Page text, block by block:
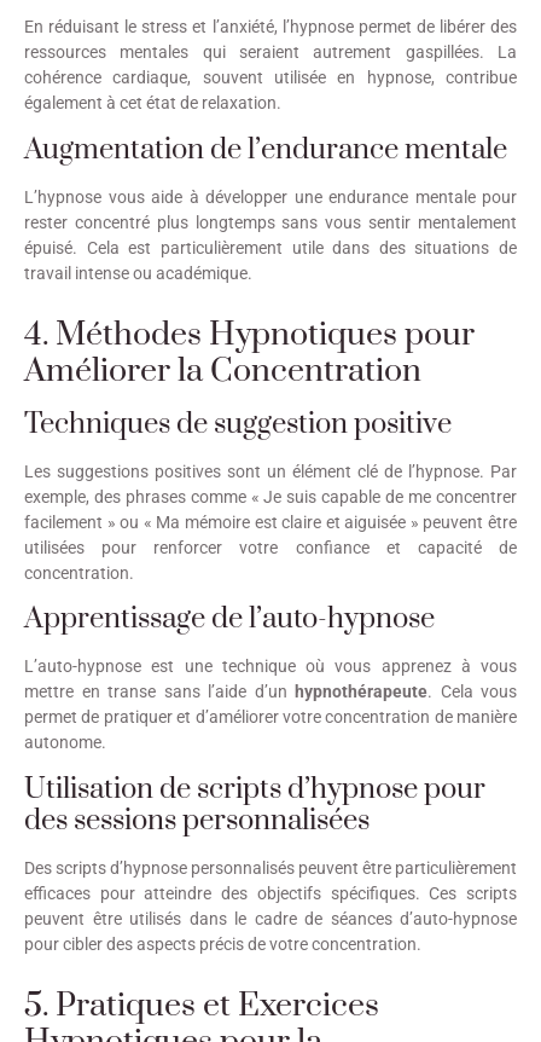
En réduisant le stress et l’anxiété, l’hypnose permet de libérer des
ressources mentales qui seraient autrement gaspillées. La
cohérence cardiaque, souvent utilisée en hypnose, contribue
également à cet état de relaxation.
Augmentation de l’endurance mentale
L’hypnose vous aide à développer une endurance mentale pour
rester concentré plus longtemps sans vous sentir mentalement
épuisé. Cela est particulièrement utile dans des situations de
travail intense ou académique.
4. Méthodes Hypnotiques pour
Améliorer la Concentration
Techniques de suggestion positive
Les suggestions positives sont un élément clé de l’hypnose. Par
exemple, des phrases comme « Je suis capable de me concentrer
facilement » ou « Ma mémoire est claire et aiguisée » peuvent être
utilisées pour renforcer votre confiance et capacité de
concentration.
Apprentissage de l’auto-hypnose
L’auto-hypnose est une technique où vous apprenez à vous
mettre en transe sans l’aide d’un hypnothérapeute. Cela vous
permet de pratiquer et d’améliorer votre concentration de manière
autonome.
Utilisation de scripts d’hypnose pour
des sessions personnalisées
Des scripts d’hypnose personnalisés peuvent être particulièrement
efficaces pour atteindre des objectifs spécifiques. Ces scripts
peuvent être utilisés dans le cadre de séances d’auto-hypnose
pour cibler des aspects précis de votre concentration.
5. Pratiques et Exercices